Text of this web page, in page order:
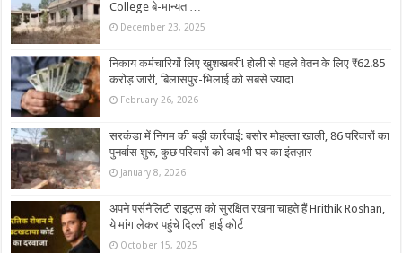
College बे-मान्यता…
December 23, 2025
निकाय कर्मचारियों लिए खुशखबरी! होली से पहले वेतन के लिए ₹62.85
करोड़ जारी, बिलासपुर-भिलाई को सबसे ज्यादा
February 26, 2026
सरकंडा में निगम की बड़ी कार्रवाई: बसोर मोहल्ला खाली, 86 परिवारों का
पुनर्वास शुरू, कुछ परिवारों को अब भी घर का इंतज़ार
January 8, 2026
अपने पर्सनैलिटी राइट्स को सुरक्षित रखना चाहते हैं Hrithik Roshan,
ये मांग लेकर पहुंचे दिल्ली हाई कोर्ट
October 15, 2025